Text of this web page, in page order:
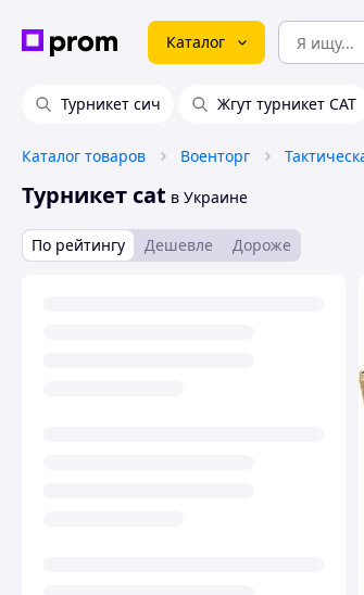
Каталог
Турникет сич Жгут турникет CAT
Каталог товаров Военторг
Турникет cat в Украине
По рейтингу Дешевле Дороже